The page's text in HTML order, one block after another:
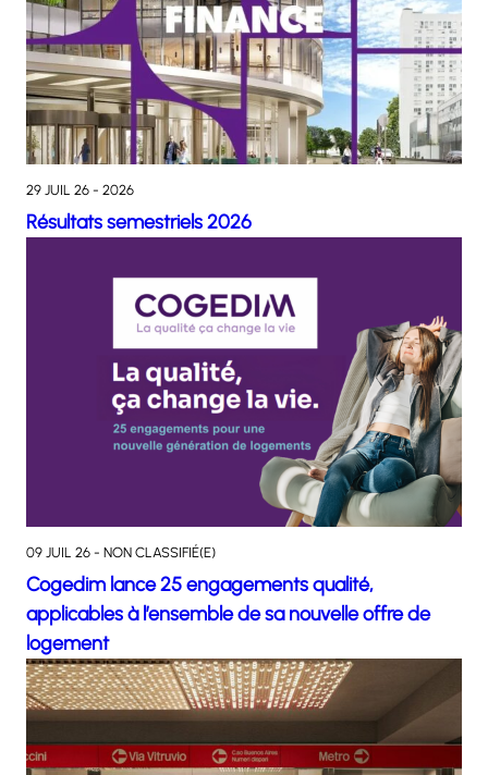
29 JUIL 26 - 2026
Résultats semestriels 2026
09 JUIL 26 - NON CLASSIFIÉ(E)
Cogedim lance 25 engagements qualité,
applicables à l’ensemble de sa nouvelle offre de
logement